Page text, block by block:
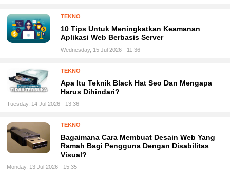
TEKNO
10 Tips Untuk Meningkatkan Keamanan
Aplikasi Web Berbasis Server
Wednesday, 15 Jul 2026 - 11:36
TEKNO
Apa Itu Teknik Black Hat Seo Dan Mengapa
Harus Dihindari?
Tuesday, 14 Jul 2026 - 13:36
TEKNO
Bagaimana Cara Membuat Desain Web Yang
Ramah Bagi Pengguna Dengan Disabilitas
Visual?
Monday, 13 Jul 2026 - 15:35